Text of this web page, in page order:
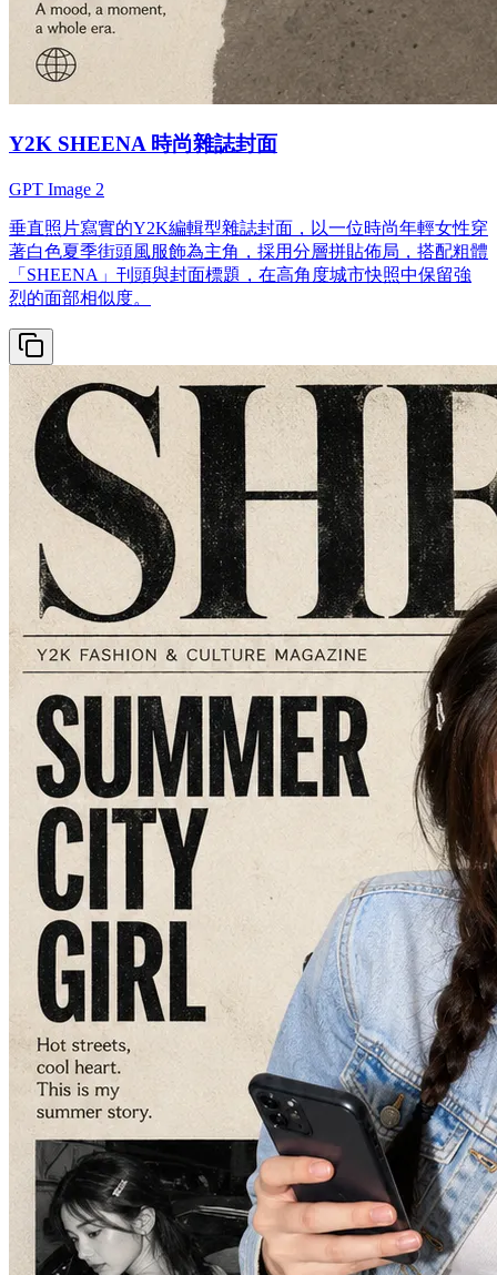
Y2K SHEENA 時尚雜誌封面
GPT Image 2
垂直照片寫實的Y2K編輯型雜誌封面，以一位時尚年輕女性穿
著白色夏季街頭風服飾為主角，採用分層拼貼佈局，搭配粗體
「SHEENA」刊頭與封面標題，在高角度城市快照中保留強
烈的面部相似度。